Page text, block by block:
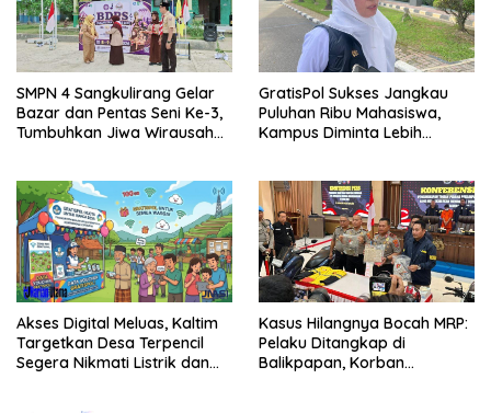
SMPN 4 Sangkulirang Gelar
Bazar dan Pentas Seni Ke-3,
Tumbuhkan Jiwa Wirausaha
GratisPol Sukses Jangkau
Puluhan Ribu Mahasiswa,
Kampus Diminta Lebih
Akses Digital Meluas, Kaltim
Targetkan Desa Terpencil
Segera Nikmati Listrik dan
Kasus Hilangnya Bocah MRP:
Pelaku Ditangkap di
Balikpapan, Korban